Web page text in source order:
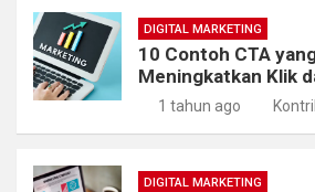
DIGITAL MARKETING
10 Contoh CTA
Meningkatkan Klik
1 tahun ago
DIGITAL MARKETING